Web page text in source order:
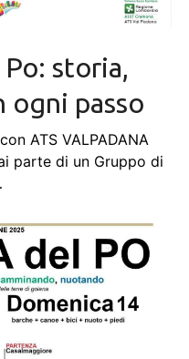
storia,
ogni passo
ATS VALPADANA
parte di un Gruppo di